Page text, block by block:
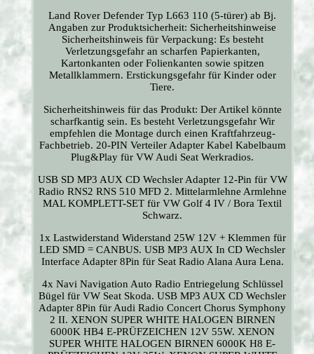
Land Rover Defender Typ L663 110 (5-türer) ab Bj.
Angaben zur Produktsicherheit: Sicherheitshinweise
Sicherheitshinweis für Verpackung: Es besteht
Verletzungsgefahr an scharfen Papierkanten,
Kartonkanten oder Folienkanten sowie spitzen
Metallklammern. Erstickungsgefahr für Kinder oder
Tiere.
Sicherheitshinweis für das Produkt: Der Artikel könnte
scharfkantig sein. Es besteht Verletzungsgefahr Wir
empfehlen die Montage durch einen Kraftfahrzeug-
Fachbetrieb. 20-PIN Verteiler Adapter Kabel Kabelbaum
Plug&Play für VW Audi Seat Werkradios.
USB SD MP3 AUX CD Wechsler Adapter 12-Pin für VW
Radio RNS2 RNS 510 MFD 2. Mittelarmlehne Armlehne
MAL KOMPLETT-SET für VW Golf 4 IV / Bora Textil
Schwarz.
1x Lastwiderstand Widerstand 25W 12V + Klemmen für
LED SMD = CANBUS. USB MP3 AUX In CD Wechsler
Interface Adapter 8Pin für Seat Radio Alana Aura Lena.
4x Navi Navigation Auto Radio Entriegelung Schlüssel
Bügel für VW Seat Skoda. USB MP3 AUX CD Wechsler
Adapter 8Pin für Audi Radio Concert Chorus Symphony
2 II. XENON SUPER WHITE HALOGEN BIRNEN
6000K HB4 E-PRÜFZEICHEN 12V 55W. XENON
SUPER WHITE HALOGEN BIRNEN 6000K H8 E-